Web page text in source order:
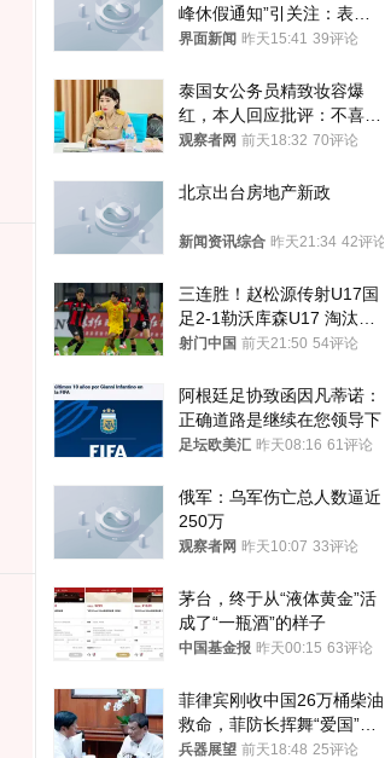
峰休假通知”引关注：表述
不够准确，待修改后印发
界面新闻 昨天15:41 39评论
泰国女公务员精致妆容爆
红，本人回应批评：不喜欢
就别看
观察者网 前天18:32 70评论
北京出台房地产新政
新闻资讯综合 昨天21:34 42评论
三连胜！赵松源传射U17国
足2-1勒沃库森U17 淘汰赛
将战河床
射门中国 前天21:50 54评论
阿根廷足协致函因凡蒂诺：
正确道路是继续在您领导下
足坛欧美汇 昨天08:16 61评论
俄军：乌军伤亡总人数逼近
250万
观察者网 昨天10:07 33评论
茅台，终于从“液体黄金”活
成了“一瓶酒”的样子
中国基金报 昨天00:15 63评论
菲律宾刚收中国26万桶柴油
救命，菲防长挥舞“爱国”大
棒，谁亲华谁下台？
兵器展望 前天18:48 25评论